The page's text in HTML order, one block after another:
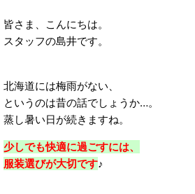
皆さま、こんにちは。
スタッフの島井です。
北海道には梅雨がない、
というのは昔の話でしょうか…。
蒸し暑い日が続きますね。
少しでも快適に過ごすには、
服装選びが大切です♪